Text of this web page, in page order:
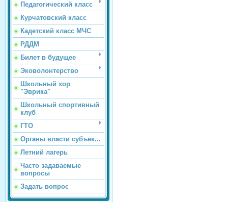
Педагогический класс
Курчатовский класс
Кадетский класс МЧС
РДДМ
Билет в будущее
Эковолонтерство
Школьный хор
"Эврика"
Школьный спортивный
клуб
ГТО
Органы власти субъек...
Летний лагерь
Часто задаваемые
вопросы
Задать вопрос